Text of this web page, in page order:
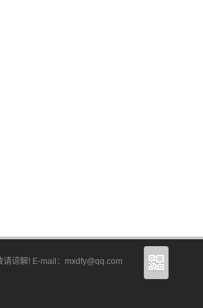
谅解! E-mail：mxdfy@qq.com